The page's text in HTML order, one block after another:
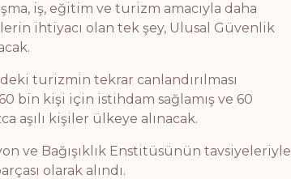
iş, eğitim ve turizm amacıyla daha
ihtiyacı olan tek şey, Ulusal Güvenlik
turizmin tekrar canlandırılması
bin kişi için istihdam sağlamış ve 60
aşılı kişiler ülkeye alınacak.
ve Bağışıklık Enstitüsünün tavsiyeleriyle
olarak alındı.